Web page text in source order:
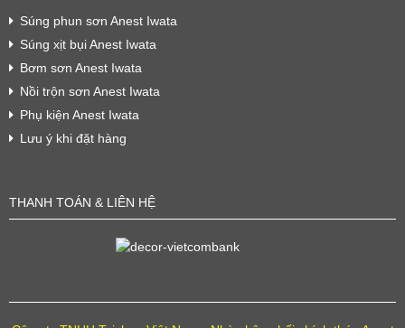
Súng phun sơn Anest Iwata
Súng xịt bụi Anest Iwata
Bơm sơn Anest Iwata
Nồi trộn sơn Anest Iwata
Phụ kiện Anest Iwata
Lưu ý khi đặt hàng
THANH TOÁN & LIÊN HỆ